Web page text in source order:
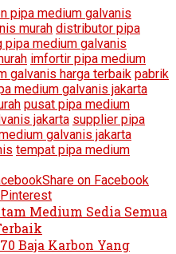
pipa medium galvanis
murah distributor pipa
pipa medium galvanis
imfortir pipa medium
galvanis harga terbaik pabrik
medium galvanis jakarta
pusat pipa medium
jakarta supplier pipa
galvanis jakarta
tempat pipa medium
Share on Facebook
Pinterest
Medium Sedia Semua
Baja Karbon Yang